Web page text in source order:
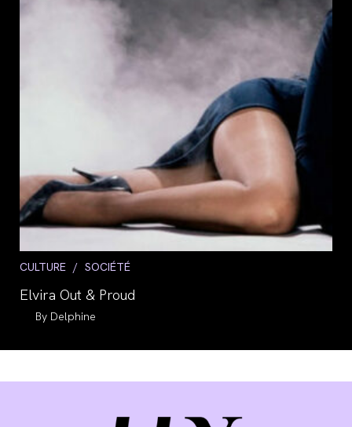
Post
CULTURE / SOCIÉTÉ
Elvira Out & Proud
Auteur/autrice
Delphine